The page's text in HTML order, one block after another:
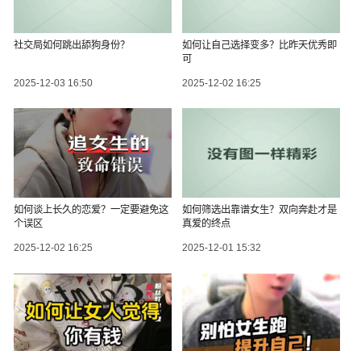
社交局如何跳出舔狗身份？
2025-12-03 16:50
如何让自己选择变多？比昨天优秀即
可
2025-12-02 16:25
如何谈上长久的恋爱？一定要避免这
个误区
2025-12-02 16:25
如何筛选出靠谱女生？双向奔赴才是
真爱的终点
2025-12-01 15:32